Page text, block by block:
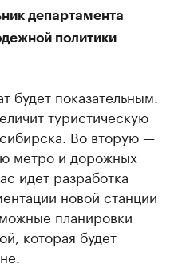
департамента
политики
будет показательным.
туристическую
Во вторую —
метро и дорожных
идет разработка
новой станции
планировки
которая будет